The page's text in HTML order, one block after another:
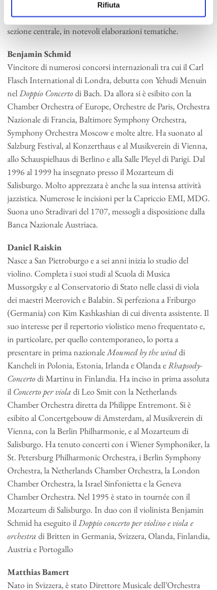
Rifiuta
popolareggiante, svolge invece un’insostituibile funzione
stabilizzatrice all’interno di unFinaleche si avventura, nella
sezione centrale, in notevoli elaborazioni tematiche.
Benjamin Schmid
Vincitore di numerosi concorsi internazionali tra cui il Carl
Flasch International di Londra, debutta con Yehudi Menuin
nelDoppio Concertodi Bach. Da allora si è esibito con la
Chamber Orchestra of Europe, Orchestre de Paris, Orchestra
Nazionale di Francia, Baltimore Symphony Orchestra,
Symphony Orchestra Moscow e molte altre. Ha suonato al
Salzburg Festival, al Konzerthaus e al Musikverein di Vienna,
allo Schauspielhaus di Berlino e alla Salle Pleyel di Parigi. Dal
1996 al 1999 ha insegnato presso il Mozarteum di
Salisburgo. Molto apprezzata è anche la sua intensa attività
jazzistica. Numerose le incisioni per la Capriccio EMI, MDG.
Suona uno Stradivari del 1707, messogli a disposizione dalla
Banca Nazionale Austriaca.
Daniel Raiskin
Nasce a San Pietroburgo e a sei anni inizia lo studio del
violino. Completa i suoi studi al Scuola di Musica
Mussorgsky e al Conservatorio di Stato nelle classi di viola
dei maestri Meerovich e Balabin. Si perfeziona a Friburgo
(Germania) con Kim Kashkashian di cui diventa assistente. Il
suo interesse per il repertorio violistico meno frequentato e,
in particolare, per quello contemporaneo, lo porta a
presentare in prima nazionaleMoumed by the winddi
Kancheli in Polonia, Estonia, Irlanda e Olanda eRhapsody-
Concertodi Martinu in Finlandia. Ha inciso in prima assoluta
il Concerto per viola di Leo Smit con la Netherlands
Chamber Orchestra diretta da Philippe Entremont. Si è
esibito al Concertgebouw di Amsterdam, al Musikverein di
Vienna, con la Berlin Philharmonie, e al Mozarteum di
Salisburgo. Ha tenuto concerti con i Wiener Symphoniker, la
St. Petersburg Philharmonic Orchestra, i Berlin Symphony
Orchestra, la Netherlands Chamber Orchestra, la London
Chamber Orchestra, la Israel Sinfonietta e la Geneva
Chamber Orchestra. Nel 1995 è stato in tournée con il
Mozarteum di Salisburgo. In duo con il violinista Benjamin
Schmid ha eseguito ilDoppio concerto per violino e viola e
orchestra di Britten in Germania, Svizzera, Olanda, Finlandia,
Austria e Portogallo
Matthias Bamert
Nato in Svizzera, è stato Direttore Musicale dell’Orchestra